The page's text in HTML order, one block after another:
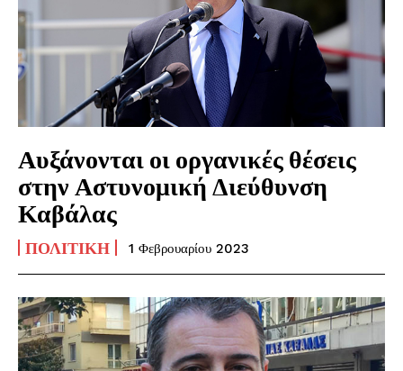
Αυξάνονται οι οργανικές θέσεις
στην Αστυνομική Διεύθυνση
Καβάλας
ΠΟΛΙΤΙΚΉ 1 Φεβρουαρίου 2023